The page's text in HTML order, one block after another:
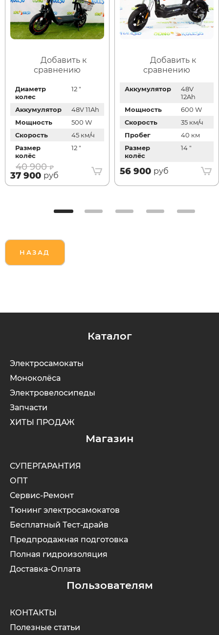
Добавить к
сравнению
Диаметр
колес
12 "
Аккумулятор
48V 11Ah
Мощность
500 W
Скорость
45 км/ч
Размер
колёс
12 "
40 900
37 900 руб
Добавить к
сравнению
Аккумулятор
48V
12Ah
Мощность
600 W
Скорость
35 км/ч
Пробег
40 км
Размер
колёс
14 "
56 900 руб
НАЗАД
Каталог
Электросамокаты
Моноколёса
Электровелосипеды
Запчасти
ХИТЫ ПРОДАЖ
Магазин
СУПЕРГАРАНТИЯ
ОПТ
Сервис-Ремонт
Тюнинг электросамокатов
Бесплатный Тест-драйв
Предпродажная подготовка
Полная гидроизоляция
Доставка-Оплата
Пользователям
КОНТАКТЫ
Полезные статьи